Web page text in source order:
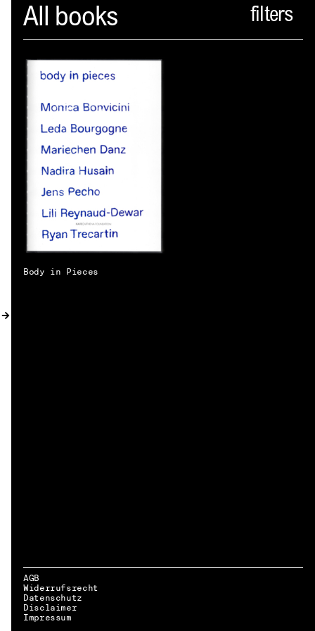
Spector
PROFIL
AKTUELLES
INDEX
WARENKORB (
VERLAGSVORSCHAU
DISTRIBUTION
KONTAKT
DE → EN
All books
Body in Pieces
AGB
Widerrufsrecht
Datenschutz
Disclaimer
Impressum